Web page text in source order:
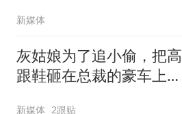
新媒体
灰姑娘为了追小偷，把高
跟鞋砸在总裁的豪车上，
新媒体 2跟贴